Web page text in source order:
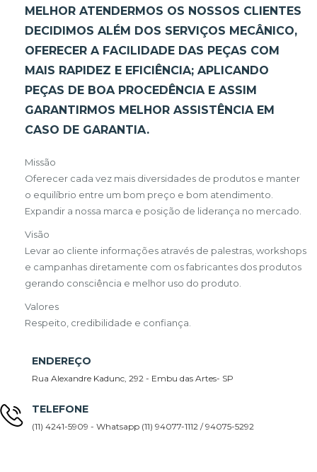
MELHOR ATENDERMOS OS NOSSOS CLIENTES
DECIDIMOS ALÉM DOS SERVIÇOS MECÂNICO,
OFERECER A FACILIDADE DAS PEÇAS COM
MAIS RAPIDEZ E EFICIÊNCIA; APLICANDO
PEÇAS DE BOA PROCEDÊNCIA E ASSIM
GARANTIRMOS MELHOR ASSISTÊNCIA EM
CASO DE GARANTIA.
Missão
Oferecer cada vez mais diversidades de produtos e manter
o equilíbrio entre um bom preço e bom atendimento.
Expandir a nossa marca e posição de liderança no mercado.
Visão
Levar ao cliente informações através de palestras, workshops
e campanhas diretamente com os fabricantes dos produtos
gerando consciência e melhor uso do produto.
Valores
Respeito, credibilidade e confiança.
ENDEREÇO
Rua Alexandre Kadunc, 292 - Embu das Artes- SP
TELEFONE
(11) 4241-5909 - Whatsapp (11) 94077-1112 / 94075-5292